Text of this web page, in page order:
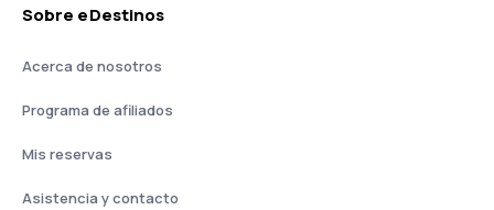
Sobre eDestinos
Acerca de nosotros
Programa de afiliados
Mis reservas
Asistencia y contacto